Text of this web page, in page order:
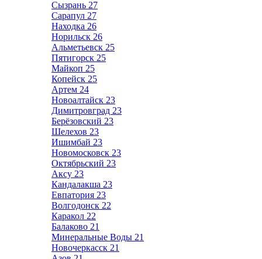
Сызрань 27
Сарапул 27
Находка 26
Норильск 26
Альметьевск 25
Пятигорск 25
Майкоп 25
Копейск 25
Артем 24
Новоалтайск 23
Димитровград 23
Берёзовский 23
Шелехов 23
Ишимбай 23
Новомосковск 23
Октябрьский 23
Аксу 23
Кандалакша 23
Евпатория 23
Волгодонск 22
Каракол 22
Балаково 21
Минеральные Воды 21
Новочеркасск 21